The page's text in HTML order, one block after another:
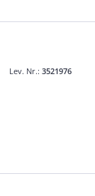
Lev. Nr.: 3521976